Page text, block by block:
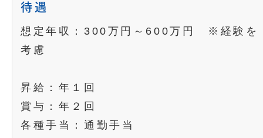
待遇
想定年収：300万円～600万円 ※経験を
考慮
昇給：年１回
賞与：年２回
各種手当：通勤手当